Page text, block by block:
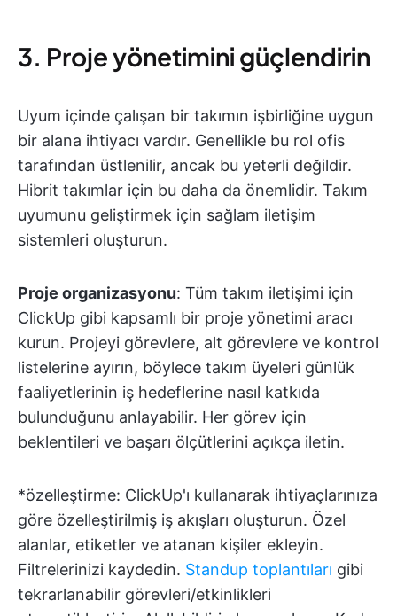
3. Proje yönetimini güçlendirin
Uyum içinde çalışan bir takımın işbirliğine uygun
bir alana ihtiyacı vardır. Genellikle bu rol ofis
tarafından üstlenilir, ancak bu yeterli değildir.
Hibrit takımlar için bu daha da önemlidir. Takım
uyumunu geliştirmek için sağlam iletişim
sistemleri oluşturun.
Proje organizasyonu: Tüm takım iletişimi için
ClickUp gibi kapsamlı bir proje yönetimi aracı
kurun. Projeyi görevlere, alt görevlere ve kontrol
listelerine ayırın, böylece takım üyeleri günlük
faaliyetlerinin iş hedeflerine nasıl katkıda
bulunduğunu anlayabilir. Her görev için
beklentileri ve başarı ölçütlerini açıkça iletin.
*özelleştirme: ClickUp'ı kullanarak ihtiyaçlarınıza
göre özelleştirilmiş iş akışları oluşturun. Özel
alanlar, etiketler ve atanan kişiler ekleyin.
Filtrelerinizi kaydedin. Standup toplantıları gibi
tekrarlanabilir görevleri/etkinlikleri